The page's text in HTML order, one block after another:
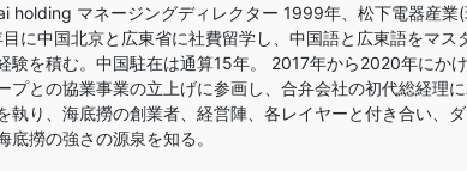
holding マネージングディレクター 1999年、松下電器産業(
目に中国北京と広東省に社費留学し、中国語と広東語をマス
験を積む。中国駐在は通算15年。 2017年から2020年にか
プとの協業事業の立上げに参画し、合弁会社の初代総経理
執り、海底撈の創業者、経営陣、各レイヤーと付き合い、
底撈の強さの源泉を知る。